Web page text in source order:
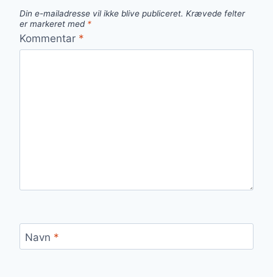
Din e-mailadresse vil ikke blive publiceret. Krævede felter
er markeret med *
Kommentar *
Navn *